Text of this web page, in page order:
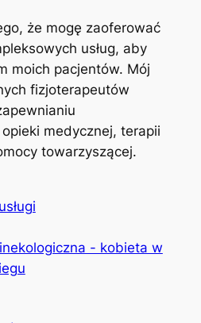
że mogę zaoferować
usług, aby
moich pacjentów. Mój
fizjoterapeutów
medycznej, terapii
towarzyszącej.